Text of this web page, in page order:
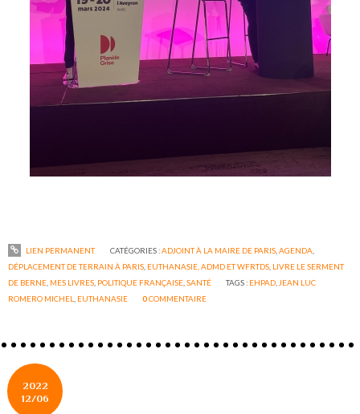
LIEN PERMANENT CATÉGORIES :ADJOINT À LA MAIRE DE PARIS, AGENDA
DÉPLACEMENT DE TERRAIN À PARIS EUTHANASIE, ADMD ET WFRTDS LIVRE LE SERMENT
DE BERNE MES LIVRES POLITIQUE FRANÇAISE ,SANTÉ TAGS : EHPAD JEAN LUC
ROMERO MICHEL
EUTHANASIE 0COMMENTAIRE
2022
12/06